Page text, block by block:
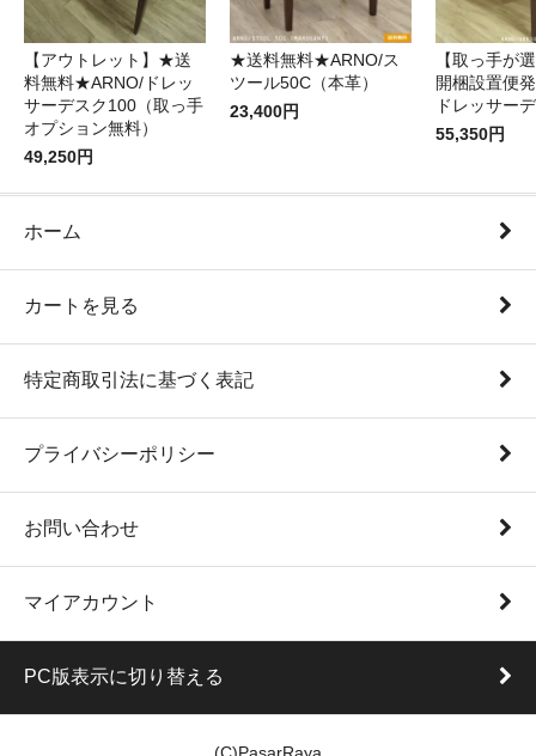
【アウトレット】★送
料無料★ARNO/ドレッ
サーデスク100（取っ手
オプション無料）
49,250円
★送料無料★ARNO/ス
ツール50C（本革）
23,400円
【取っ手が
開梱設置便
ドレッサー
55,350円
ホーム
カートを見る
特定商取引法に基づく表記
プライバシーポリシー
お問い合わせ
マイアカウント
PC版表示に切り替える